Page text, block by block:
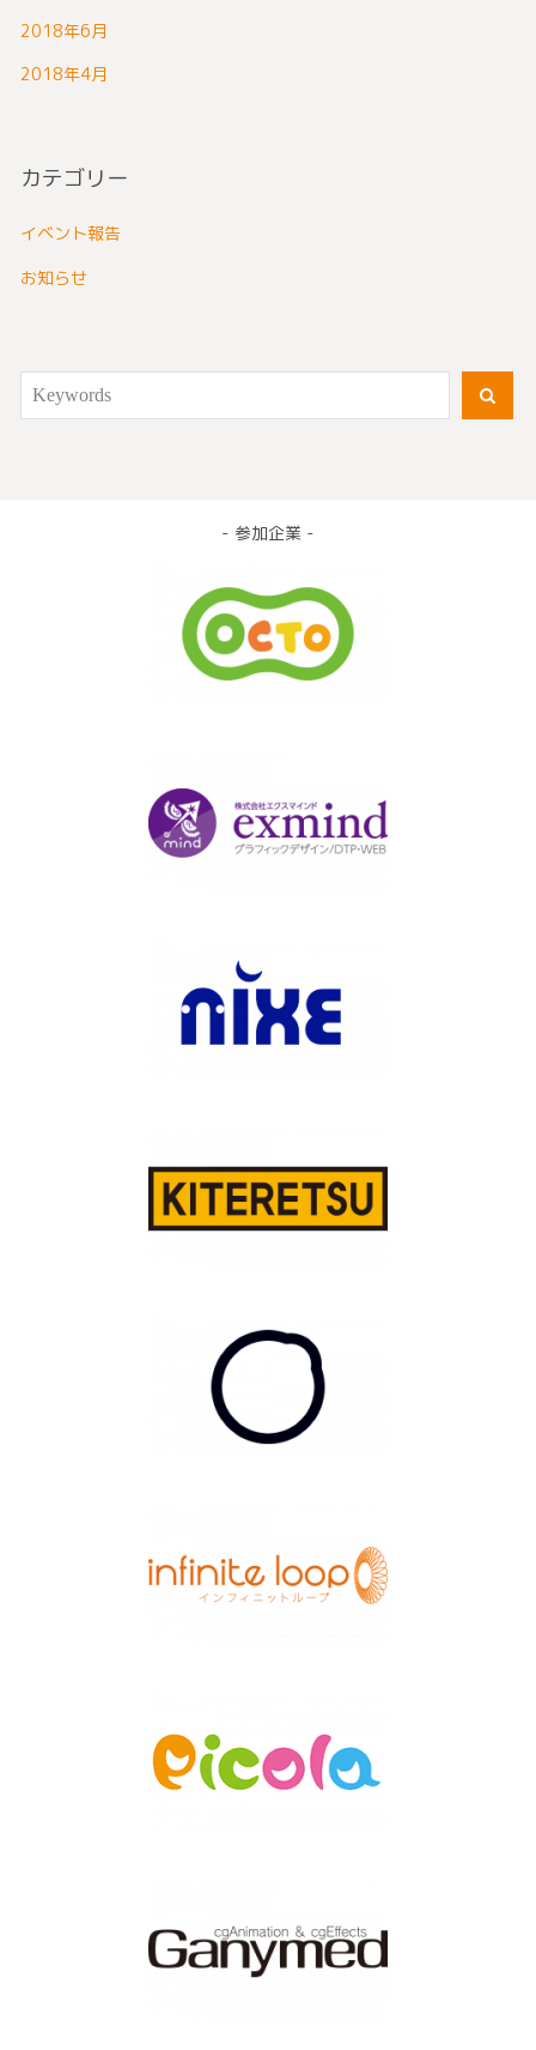
2018年6月
2018年4月
カテゴリー
イベント報告
お知らせ
Search
for:
- 参加企業 -